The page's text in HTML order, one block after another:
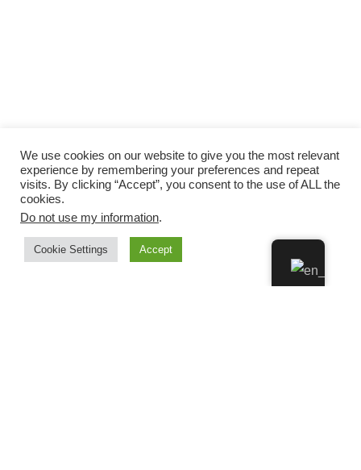
We use cookies on our website to give you the most relevant
experience by remembering your preferences and repeat
visits. By clicking “Accept”, you consent to the use of ALL the
cookies.
Do not use my information.
Cookie Settings Accept